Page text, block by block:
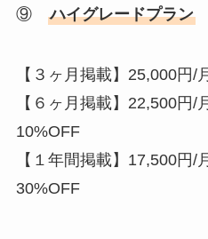
⑨ ハイグレードプラン
【３ヶ月掲載】25,000円
【６ヶ月掲載】22,500円
10%OFF
【１年間掲載】17,500円
30%OFF